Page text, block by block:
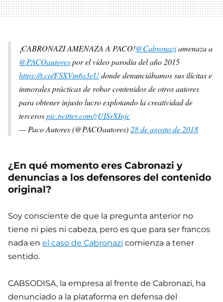
¡CABRONAZI AMENAZA A PACO!@Cabronaziamenaza a
@PACOautorespor el vídeo parodia del año 2015
https://t.co/FSXVm6s3eUdonde denunciábamos sus ilícitas e
inmorales prácticas de robar contenidos de otros autores
para obtener injusto lucro explotando la creatividad de
tercerospic.twitter.com/zUISrXInjc
— Paco Autores (@PACOautores) 28 de agosto de 2018
¿En qué momento eres Cabronazi y
denuncias a los defensores del contenido
original?
Soy consciente de que la pregunta anterior no
tiene ni pies ni cabeza, pero es que para ser francos
nada en el caso de Cabronazi comienza a tener
sentido.
CABSODISA, la empresa al frente de Cabronazi, ha
denunciado a la plataforma en defensa del